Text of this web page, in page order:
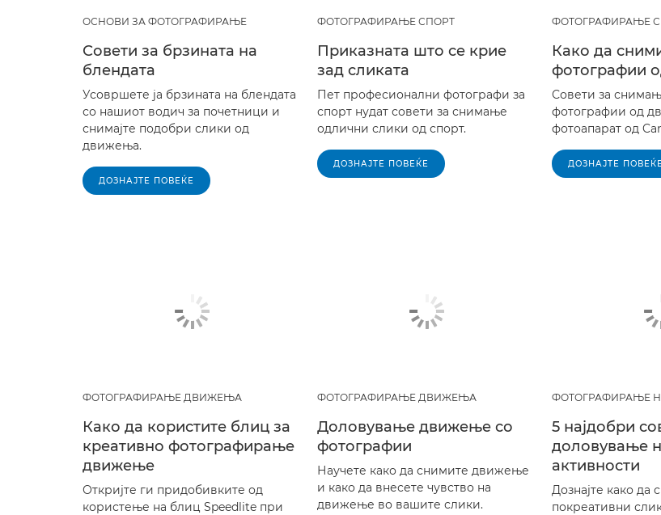
ОСНОВИ ЗА ФОТОГРАФИРАЊЕ
Совети за брзината на
блендата
Усовршете ја брзината на блендата
со нашиот водич за почетници и
снимајте подобри слики од
движења.
ДОЗНАЈТЕ ПОВЕЌЕ
ФОТОГРАФИРАЊЕ СПОРТ
Приказната што се крие
зад сликата
Пет професионални фотографи за
спорт нудат совети за снимање
одлични слики од спорт.
ДОЗНАЈТЕ ПОВЕЌЕ
ФОТОГРАФИРАЊЕ
Како да
фотографии
Совети за
фотографии од
фотоапарат од
ДОЗНАЈТЕ
ФОТОГРАФИРАЊЕ ДВИЖЕЊА
Како да користите блиц за
креативно фотографирање
движење
Откријте ги придобивките од
користење на блиц Speedlite при
ФОТОГРАФИРАЊЕ ДВИЖЕЊА
Доловување движење со
фотографии
Научете како да снимите движење
и како да внесете чувство на
движење во вашите слики.
ФОТОГРАФИРАЊЕ
5 најдобри
доловување
активности
Дознајте како да
покреативни